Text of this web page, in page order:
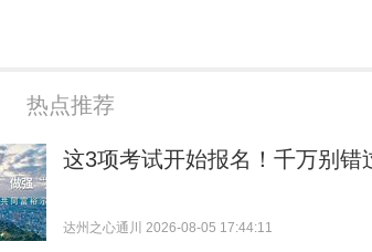
热点推荐
这3项考试开始报名！千万别错
达州之心通川 2026-08-05 17:44:11